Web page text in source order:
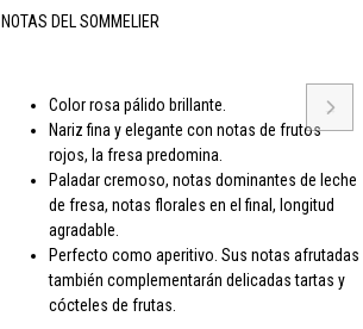
NOTAS DEL SOMMELIER
Color rosa pálido brillante.
Nariz fina y elegante con notas de frutos
rojos, la fresa predomina.
Paladar cremoso, notas dominantes de leche
de fresa, notas florales en el final, longitud
agradable.
Perfecto como aperitivo. Sus notas afrutadas
también complementarán delicadas tartas y
cócteles de frutas.
→